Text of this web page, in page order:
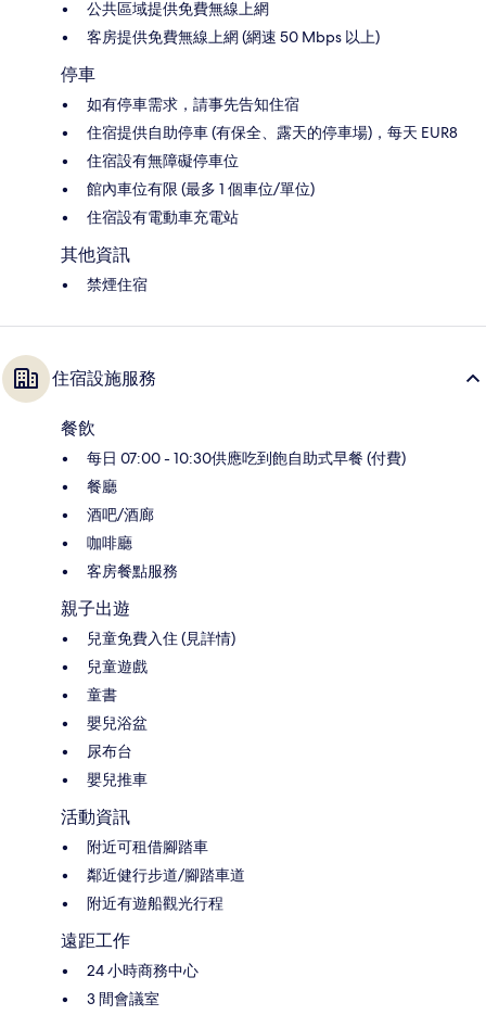
公共區域提供免費無線上網
客房提供免費無線上網 (網速 50 Mbps 以上)
停車
如有停車需求，請事先告知住宿
住宿提供自助停車 (有保全、露天的停車場)，每天 EUR8
住宿設有無障礙停車位
館內車位有限 (最多 1 個車位/單位)
住宿設有電動車充電站
其他資訊
禁煙住宿
住宿設施服務
餐飲
每日 07:00 - 10:30供應吃到飽自助式早餐 (付費)
餐廳
酒吧/酒廊
咖啡廳
客房餐點服務
親子出遊
兒童免費入住 (見詳情)
兒童遊戲
童書
嬰兒浴盆
尿布台
嬰兒推車
活動資訊
附近可租借腳踏車
鄰近健行步道/腳踏車道
附近有遊船觀光行程
遠距工作
24 小時商務中心
3 間會議室